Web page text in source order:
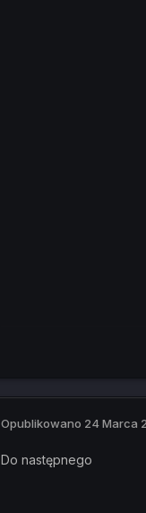
Opublikowano 24 Marca
Do następnego